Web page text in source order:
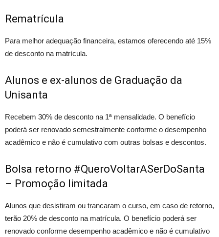
Rematrícula
Para melhor adequação financeira, estamos oferecendo até 15%
de desconto na matrícula.
Alunos e ex-alunos de Graduação da
Unisanta
Recebem 30% de desconto na 1ª mensalidade. O benefício
poderá ser renovado semestralmente conforme o desempenho
acadêmico e não é cumulativo com outras bolsas e descontos.
Bolsa retorno #QueroVoltarASerDoSanta
– Promoção limitada
Alunos que desistiram ou trancaram o curso, em caso de retorno,
terão 20% de desconto na matrícula. O benefício poderá ser
renovado conforme desempenho acadêmico e não é cumulativo